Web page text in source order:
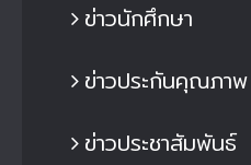
ข่าวนักศึกษา
ข่าวประกันคุณภาพ
ข่าวประชาสัมพันธ์